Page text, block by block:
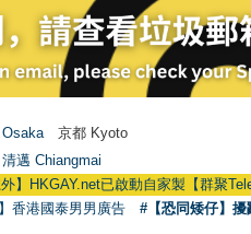
京都 Kyoto
清邁 Chiangmai
已啟動自家製【群聚
香港國泰男男廣告 #【恐同矮仔】